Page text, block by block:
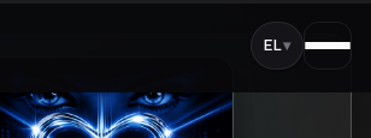
EL▾